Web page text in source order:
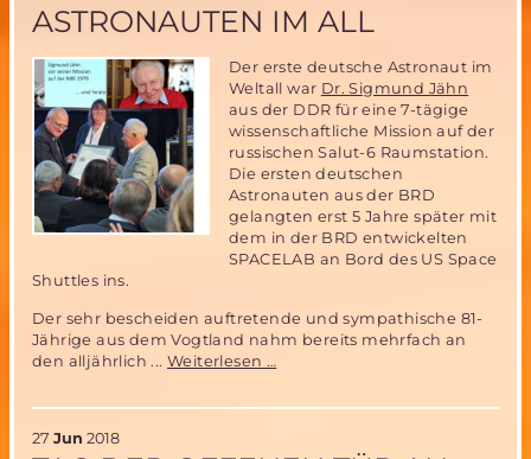
ASTRONAUTEN IM ALL
Der erste deutsche Astronaut im
Weltall war Dr. Sigmund Jähn
aus der DDR für eine 7-tägige
wissenschaftliche Mission auf der
russischen Salut-6 Raumstation.
Die ersten deutschen
Astronauten aus der BRD
gelangten erst 5 Jahre später mit
dem in der BRD entwickelten
SPACELAB an Bord des US Space
Shuttles ins.
Der sehr bescheiden auftretende und sympathische 81-
Jährige aus dem Vogtland nahm bereits mehrfach an
den alljährlich ...Weiterlesen …
27 Jun 2018